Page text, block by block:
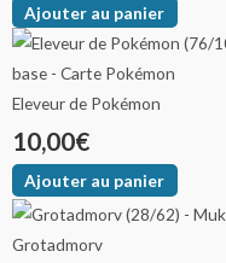
Ajouter au panier
Eleveur de Pokémon
10,00€
Ajouter au panier
Grotadmorv